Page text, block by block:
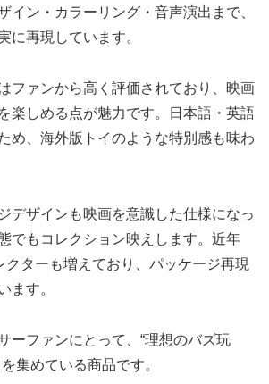
イン・カラーリング・音声演出まで、
に再現しています。
ファンから高く評価されており、映画
楽しめる点が魅力です。日本語・英語
め、海外版トイのような特別感も味わ
デザインも映画を意識した仕様になっ
でもコレクション映えします。近年
クターも増えており、パッケージ再現
ます。
ーファンにとって、“理想のバズ玩
集めている商品です。